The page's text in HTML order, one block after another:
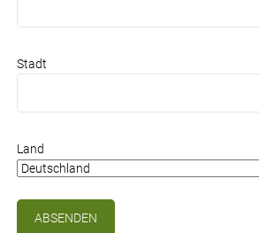
Stadt
Land